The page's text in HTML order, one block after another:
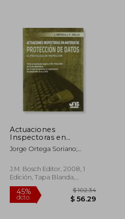
$ 28.26
Actuaciones
Inspectoras en
Materia de Protección
de Datos. El Protocolo
Jorge Ortega Soriano;
J.M. Bosch Editor, 2008, 1
Edición, Tapa Blanda,
Nuevo